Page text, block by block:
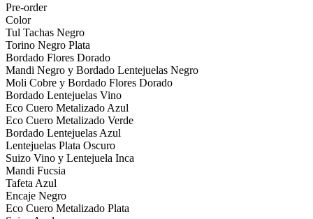
Pre-order
Color
Tul Tachas Negro
Torino Negro Plata
Bordado Flores Dorado
Mandi Negro y Bordado Lentejuelas Negro
Moli Cobre y Bordado Flores Dorado
Bordado Lentejuelas Vino
Eco Cuero Metalizado Azul
Eco Cuero Metalizado Verde
Bordado Lentejuelas Azul
Lentejuelas Plata Oscuro
Suizo Vino y Lentejuela Inca
Mandi Fucsia
Tafeta Azul
Encaje Negro
Eco Cuero Metalizado Plata